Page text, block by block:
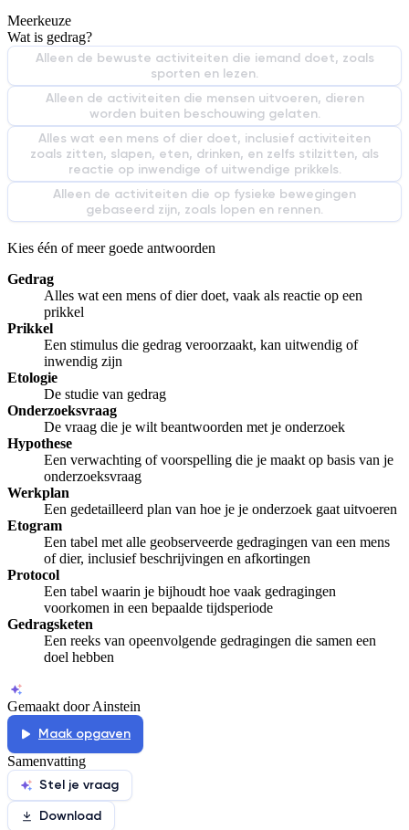
De uitleg gaat te langzaam
Afspelen werkte niet
Iets anders
Meerkeuze
Wat is gedrag?
Alleen de bewuste activiteiten die iemand doet, zoals
sporten en lezen.
Alleen de activiteiten die mensen uitvoeren, dieren
worden buiten beschouwing gelaten.
Alles wat een mens of dier doet, inclusief activiteiten
zoals zitten, slapen, eten, drinken, en zelfs stilzitten, als
reactie op inwendige of uitwendige prikkels.
Alleen de activiteiten die op fysieke bewegingen
gebaseerd zijn, zoals lopen en rennen.
Kies één of meer goede antwoorden
Gedrag
Alles wat een mens of dier doet, vaak als reactie op een
prikkel
Prikkel
Een stimulus die gedrag veroorzaakt, kan uitwendig of
inwendig zijn
Etologie
De studie van gedrag
Onderzoeksvraag
De vraag die je wilt beantwoorden met je onderzoek
Hypothese
Een verwachting of voorspelling die je maakt op basis van je
onderzoeksvraag
Werkplan
Een gedetailleerd plan van hoe je je onderzoek gaat uitvoeren
Etogram
Een tabel met alle geobserveerde gedragingen van een mens
of dier, inclusief beschrijvingen en afkortingen
Protocol
Een tabel waarin je bijhoudt hoe vaak gedragingen
voorkomen in een bepaalde tijdsperiode
Gedragsketen
Een reeks van opeenvolgende gedragingen die samen een
doel hebben
Gemaakt door Ainstein
Maak opgaven
Samenvatting
Stel je vraag
Download